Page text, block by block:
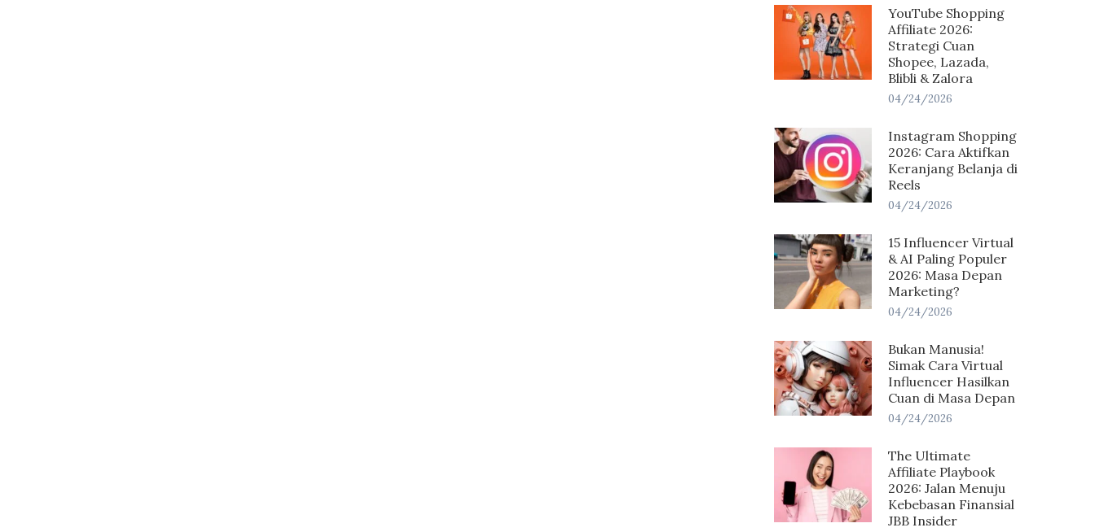
YouTube Shopping
Affiliate 2026:
Strategi Cuan
Shopee, Lazada,
Blibli & Zalora
04/24/2026
Instagram Shopping
2026: Cara Aktifkan
Keranjang Belanja di
Reels
04/24/2026
15 Influencer Virtual
& AI Paling Populer
2026: Masa Depan
Marketing?
04/24/2026
Bukan Manusia!
Simak Cara Virtual
Influencer Hasilkan
Cuan di Masa Depan
04/24/2026
The Ultimate
Affiliate Playbook
2026: Jalan Menuju
Kebebasan Finansial
JBB Insider